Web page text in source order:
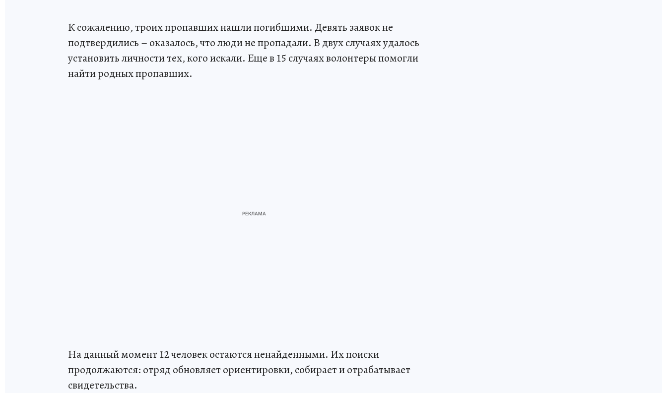
К сожалению, троих пропавших нашли погибшими. Девять заявок не
подтвердились – оказалось, что люди не пропадали. В двух случаях удалось
установить личности тех, кого искали. Еще в 15 случаях волонтеры помогли
найти родных пропавших.
На данный момент 12 человек остаются ненайденными. Их поиски
продолжаются: отряд обновляет ориентировки, собирает и отрабатывает
свидетельства.